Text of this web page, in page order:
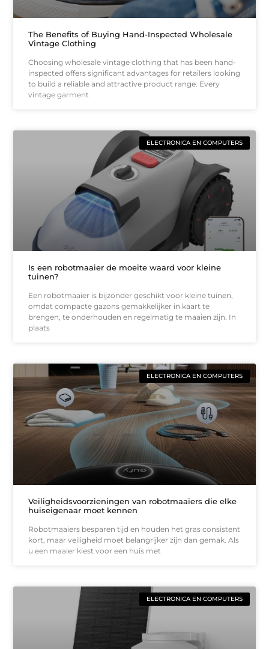
The Benefits of Buying Hand-Inspected Wholesale
Vintage Clothing
Choosing wholesale vintage clothing that has been hand-
inspected offers significant advantages for retailers looking
to build a reliable and attractive product range. Every
vintage garment
ELECTRONICA EN COMPUTERS
Is een robotmaaier de moeite waard voor kleine
tuinen?
Een robotmaaier is bijzonder geschikt voor kleine tuinen,
omdat compacte gazons gemakkelijker in kaart te
brengen, te onderhouden en regelmatig te maaien zijn. In
plaats
ELECTRONICA EN COMPUTERS
Veiligheidsvoorzieningen van robotmaaiers die elke
huiseigenaar moet kennen
Robotmaaiers besparen tijd en houden het gras consistent
kort, maar veiligheid moet belangrijker zijn dan gemak. Als
u een maaier kiest voor een huis met
ELECTRONICA EN COMPUTERS